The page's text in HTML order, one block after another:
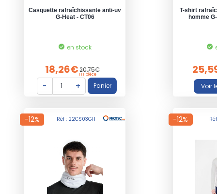
Casquette rafraîchissante anti-uv
G-Heat - CT06
en stock
18,26€20,75€
HT pièce
T-shirt
homme
-12% Réf : 22CS03GH -12%